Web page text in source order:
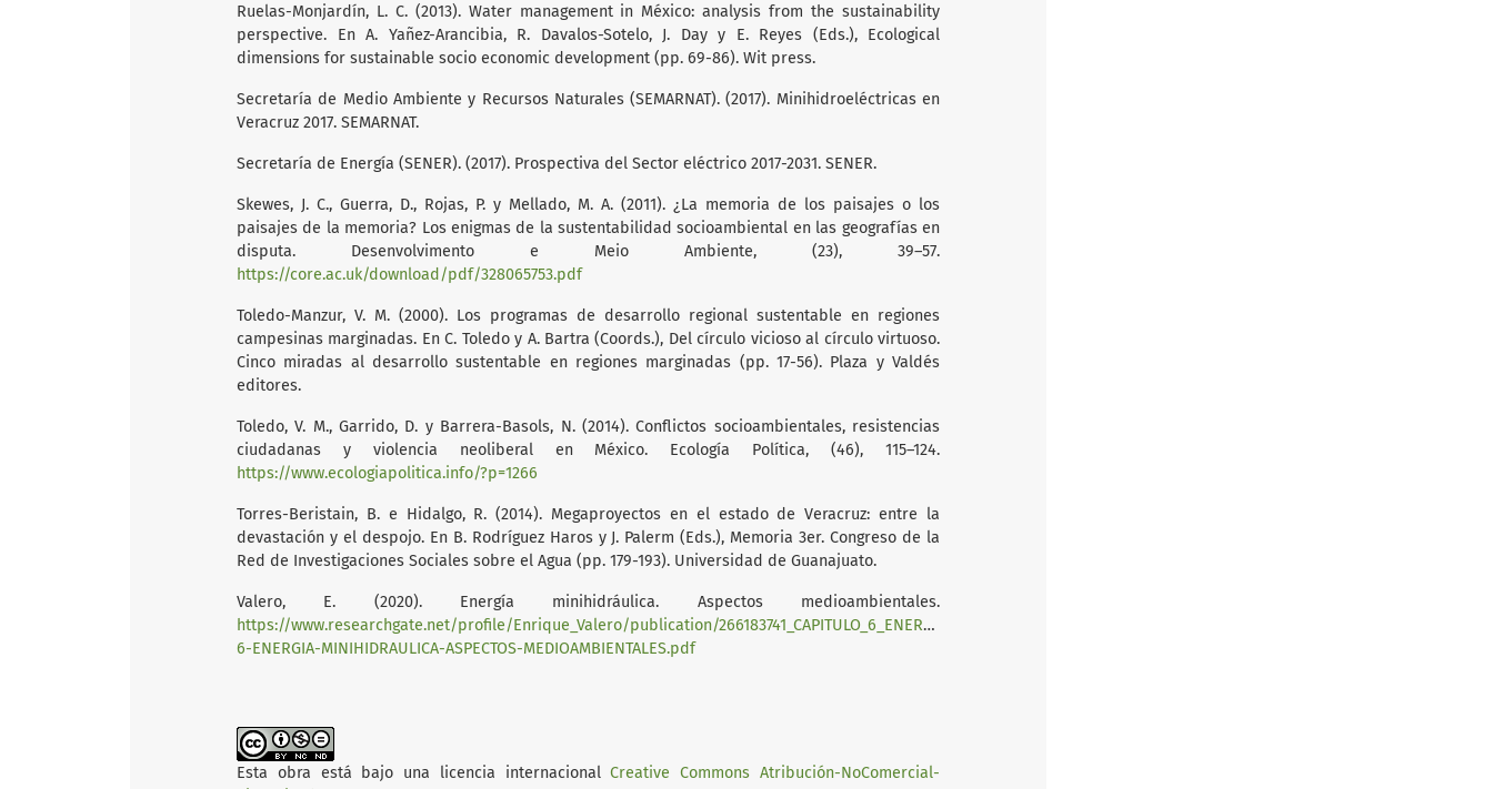
Ruelas-Monjardín, L. C. (2013). Water management in México: analysis from the sustainability
perspective. En A. Yañez-Arancibia, R. Davalos-Sotelo, J. Day y E. Reyes (Eds.), Ecological
dimensions for sustainable socio economic development (pp. 69-86). Wit press.
Secretaría de Medio Ambiente y Recursos Naturales (SEMARNAT). (2017). Minihidroeléctricas en
Veracruz 2017. SEMARNAT.
Secretaría de Energía (SENER). (2017). Prospectiva del Sector eléctrico 2017-2031. SENER.
Skewes, J. C., Guerra, D., Rojas, P. y Mellado, M. A. (2011). ¿La memoria de los paisajes o los
paisajes de la memoria? Los enigmas de la sustentabilidad socioambiental en las geografías en
disputa. Desenvolvimento e Meio Ambiente, (23), 39–57.
https://core.ac.uk/download/pdf/328065753.pdf
Toledo-Manzur, V. M. (2000). Los programas de desarrollo regional sustentable en regiones
campesinas marginadas. En C. Toledo y A. Bartra (Coords.), Del círculo vicioso al círculo virtuoso.
Cinco miradas al desarrollo sustentable en regiones marginadas (pp. 17-56). Plaza y Valdés
editores.
Toledo, V. M., Garrido, D. y Barrera-Basols, N. (2014). Conflictos socioambientales, resistencias
ciudadanas y violencia neoliberal en México. Ecología Política, (46), 115–124.
https://www.ecologiapolitica.info/?p=1266
Torres-Beristain, B. e Hidalgo, R. (2014). Megaproyectos en el estado de Veracruz: entre la
devastación y el despojo. En B. Rodríguez Haros y J. Palerm (Eds.), Memoria 3er. Congreso de la
Red de Investigaciones Sociales sobre el Agua (pp. 179-193). Universidad de Guanajuato.
Valero, E. (2020). Energía minihidráulica. Aspectos medioambientales.
https://www.researchgate.net/profile/Enrique_Valero/publication/266183741_CAPITULO_6_ENERGIA_MINIHIDRAULICA_ASPECTOS_MEDIOAMBIENTALES/links/
6-ENERGIA-MINIHIDRAULICA-ASPECTOS-MEDIOAMBIENTALES.pdf
Esta obra está bajo una licencia internacionalCreative Commons Atribución-NoComercial-